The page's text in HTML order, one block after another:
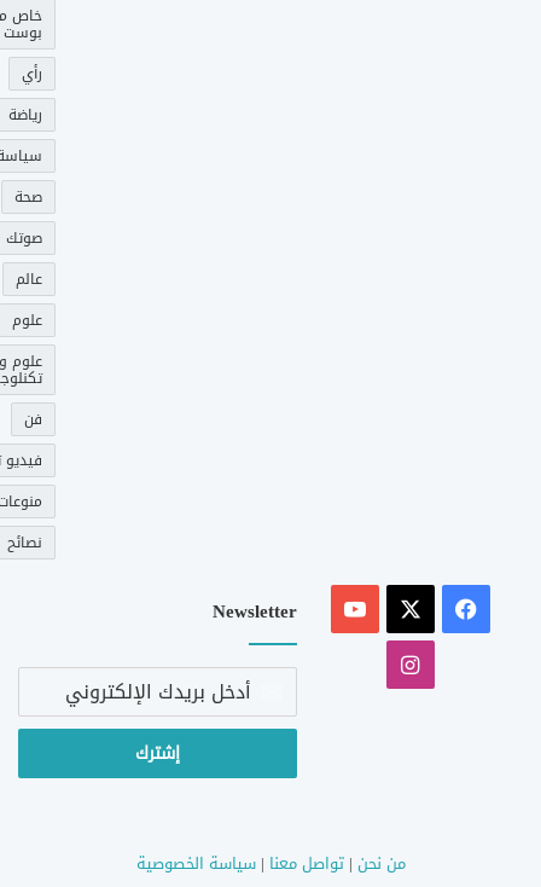
خاص
بوست
رأي
رياضة
صحة
عالم
علوم
علوم و
فن
فيديو
نصائح
فيسبوك
‫YouTube
انستقرام
Newsletter
أدخل
الإلكتروني
من نحن |تواصل معنا |سياسة الخصوصية